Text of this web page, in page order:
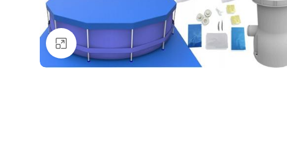
Натисніть, щоб збільшити